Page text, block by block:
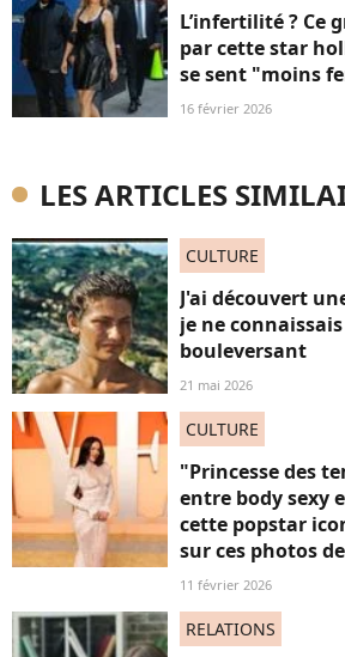
L’infertilité ? Ce
par cette star
se sent "moins
16 février 2026
LES ARTICLES
CULTURE
J'ai découvert
je ne connaissais
bouleversant
21 mai 2026
CULTURE
"Princesse des
entre body sexy
cette popstar
sur ces photos
11 février 2026
RELATIONS